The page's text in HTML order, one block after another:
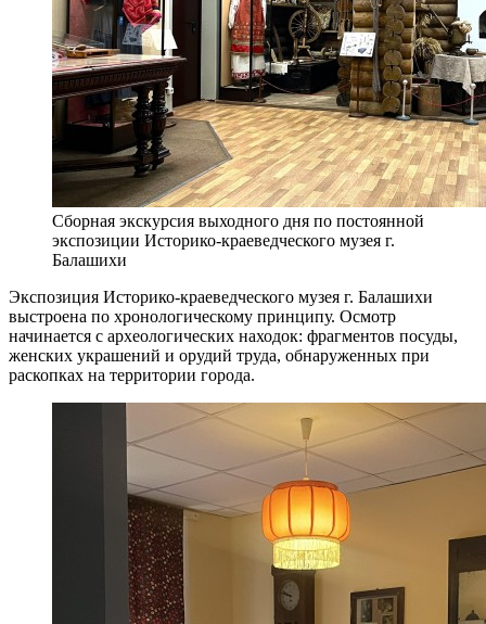
Сборная экскурсия выходного дня по постоянной
экспозиции Историко-краеведческого музея г.
Балашихи
Экспозиция Историко-краеведческого музея г. Балашихи
выстроена по хронологическому принципу. Осмотр
начинается с археологических находок: фрагментов посуды,
женских украшений и орудий труда, обнаруженных при
раскопках на территории города.